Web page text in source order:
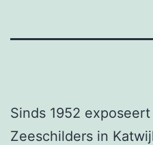
Sinds 1952
Zeeschilders in